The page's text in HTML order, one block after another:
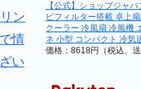
【公式】ショップジャ
ビフィルター搭載 卓上
クーラー 冷風扇 冷風機
ネ 小型 コンパクト 冷気
価格：8618円（税込、